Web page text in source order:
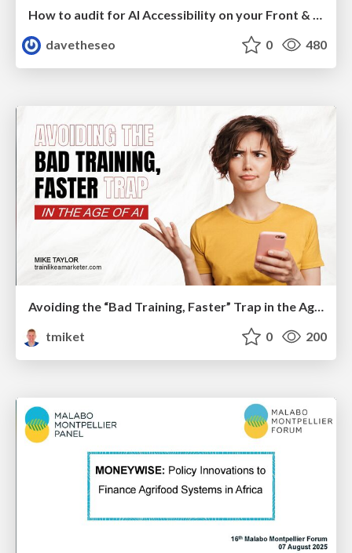
davetheseo
0 480
Avoiding the “Bad Training, Faster” Trap in the Age of AI
tmiket
0 200